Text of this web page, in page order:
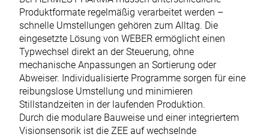
Produktformate regelmäßig verarbeitet werden –
schnelle Umstellungen gehören zum Alltag. Die
eingesetzte Lösung von WEBER ermöglicht einen
Typwechsel direkt an der Steuerung, ohne
mechanische Anpassungen an Sortierung oder
Abweiser. Individualisierte Programme sorgen für eine
reibungslose Umstellung und minimieren
Stillstandzeiten in der laufenden Produktion.
Durch die modulare Bauweise und einer integriertem
Visionsensorik ist die ZEE auf wechselnde